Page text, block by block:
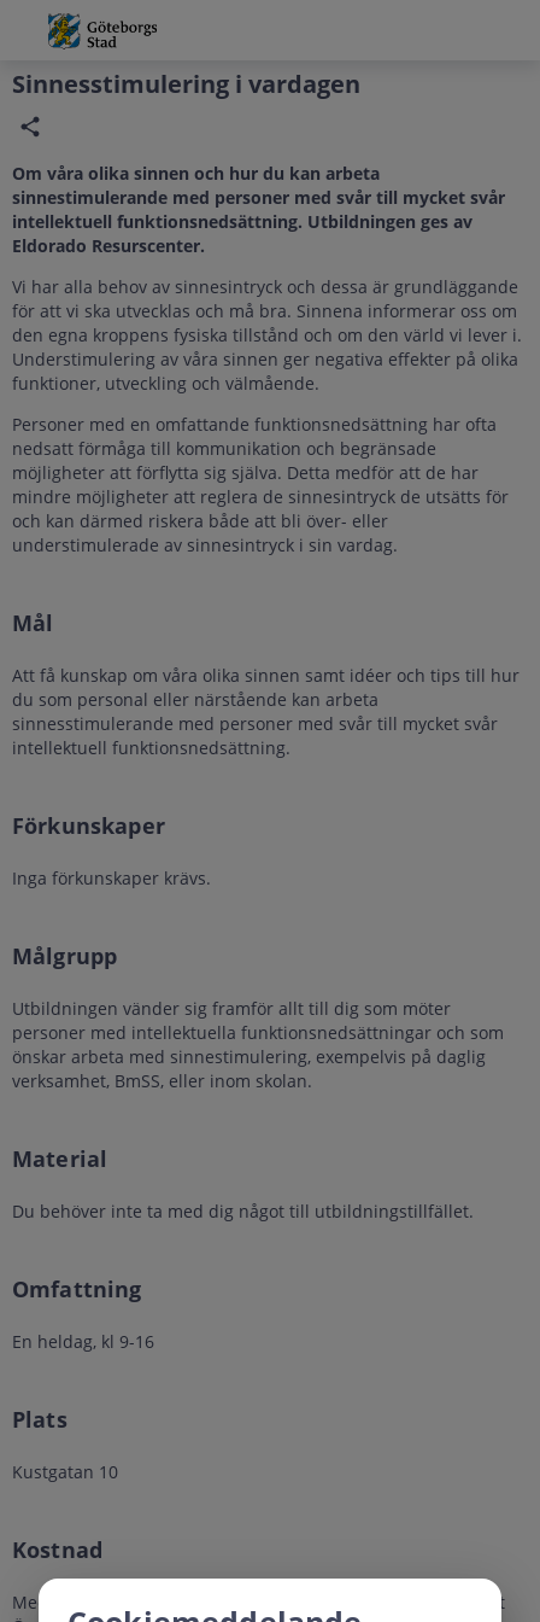
Grade
Portal
Sinnesstimulering i vardagen
Om våra olika sinnen och hur du kan arbeta
sinnestimulerande med personer med svår till mycket svår
intellektuell funktionsnedsättning. Utbildningen ges av
Eldorado Resurscenter.
Vi har alla behov av sinnesintryck och dessa är grundläggande
för att vi ska utvecklas och må bra. Sinnena informerar oss om
den egna kroppens fysiska tillstånd och om den värld vi lever i.
Understimulering av våra sinnen ger negativa effekter på olika
funktioner, utveckling och välmående.
Personer med en omfattande funktionsnedsättning har ofta
nedsatt förmåga till kommunikation och begränsade
möjligheter att förflytta sig själva. Detta medför att de har
mindre möjligheter att reglera de sinnesintryck de utsätts för
och kan därmed riskera både att bli över- eller
understimulerade av sinnesintryck i sin vardag.
Mål
Att få kunskap om våra olika sinnen samt idéer och tips till hur
du som personal eller närstående kan arbeta
sinnesstimulerande med personer med svår till mycket svår
intellektuell funktionsnedsättning.
Förkunskaper
Inga förkunskaper krävs.
Målgrupp
Utbildningen vänder sig framför allt till dig som möter
personer med intellektuella funktionsnedsättningar och som
önskar arbeta med sinnestimulering, exempelvis på daglig
verksamhet, BmSS, eller inom skolan.
Material
Du behöver inte ta med dig något till utbildningstillfället.
Omfattning
En heldag, kl 9-16
Plats
Kustgatan 10
Kostnad
Medarbetare i förvaltningen för funktionsstöd - Kostnadsfritt